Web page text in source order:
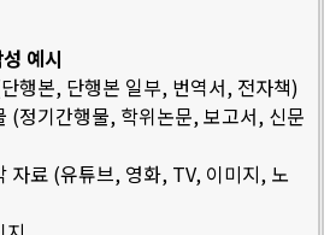
예시
행본, 단행본 일부, 번역서, 전자책)
(정기간행물, 학위논문, 보고서, 신문
자료 (유튜브, 영화, TV, 이미지, 노